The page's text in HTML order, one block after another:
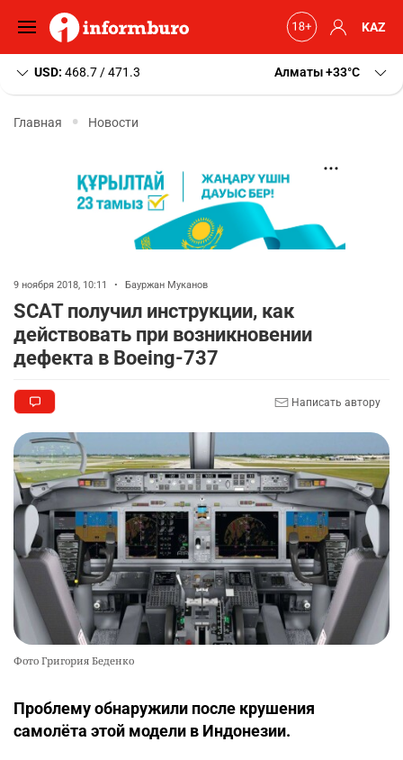
KAZ
USD: 468.7 / 471.3 Алматы+33 C
Главная Новости
9 ноября 2018, 10:11 • Бауржан Муканов
SCAT получил инструкции, как
действовать при возникновении
дефекта в Boeing-737
Написать автору
Фото Григория Беденко
Проблему обнаружили после крушения
самолёта этой модели в Индонезии.